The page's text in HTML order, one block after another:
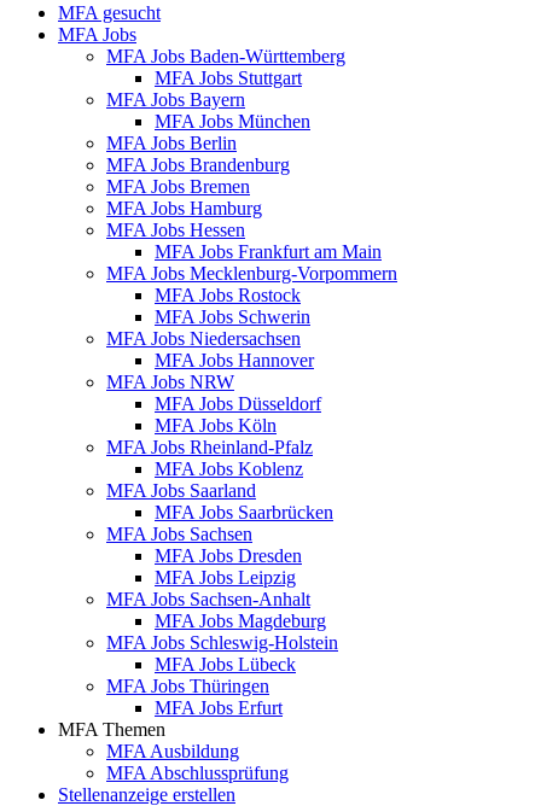
MFA gesucht
MFA Jobs
MFA Jobs Baden-Württemberg
MFA Jobs Stuttgart
MFA Jobs Bayern
MFA Jobs München
MFA Jobs Berlin
MFA Jobs Brandenburg
MFA Jobs Bremen
MFA Jobs Hamburg
MFA Jobs Hessen
MFA Jobs Frankfurt am Main
MFA Jobs Mecklenburg-Vorpommern
MFA Jobs Rostock
MFA Jobs Schwerin
MFA Jobs Niedersachsen
MFA Jobs Hannover
MFA Jobs NRW
MFA Jobs Düsseldorf
MFA Jobs Köln
MFA Jobs Rheinland-Pfalz
MFA Jobs Koblenz
MFA Jobs Saarland
MFA Jobs Saarbrücken
MFA Jobs Sachsen
MFA Jobs Dresden
MFA Jobs Leipzig
MFA Jobs Sachsen-Anhalt
MFA Jobs Magdeburg
MFA Jobs Schleswig-Holstein
MFA Jobs Lübeck
MFA Jobs Thüringen
MFA Jobs Erfurt
MFA Themen
MFA Ausbildung
MFA Abschlussprüfung
Stellenanzeige erstellen